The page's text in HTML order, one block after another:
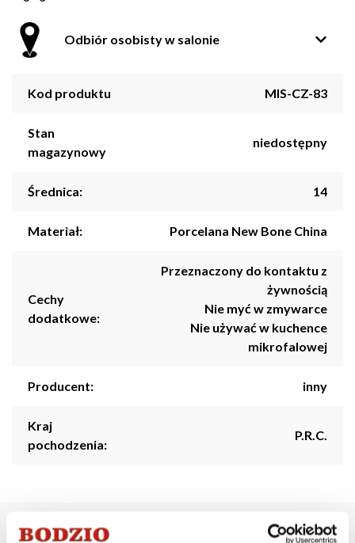
Odbiór osobisty w salonie
Kod produktu MIS-CZ-83
Stan
magazynowy
niedostępny
Średnica: 14
Materiał: Porcelana New Bone China
Cechy
dodatkowe:
Przeznaczony do kontaktu z
żywnością
Nie myć w zmywarce
Nie używać w kuchence
mikrofalowej
Producent: inny
Kraj
pochodzenia:
P.R.C.